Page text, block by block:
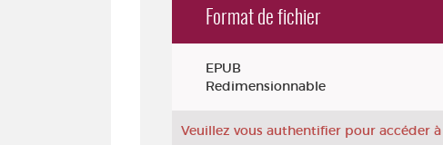
Format de fichier
EPUB
Redimensionnable
Veuillez vous authentifier pour accéder